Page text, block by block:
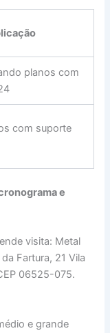
planos com
com suporte
e
visita: Metal
Fartura, 21 Vila
06525-075.
e grande